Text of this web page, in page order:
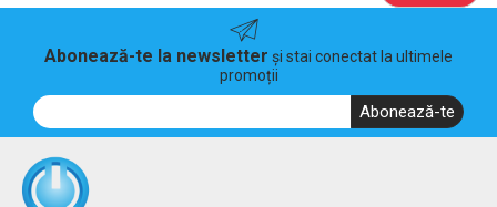
Abonează-te la newsletter și stai conectat la ultimele
promoții
Abonează-te